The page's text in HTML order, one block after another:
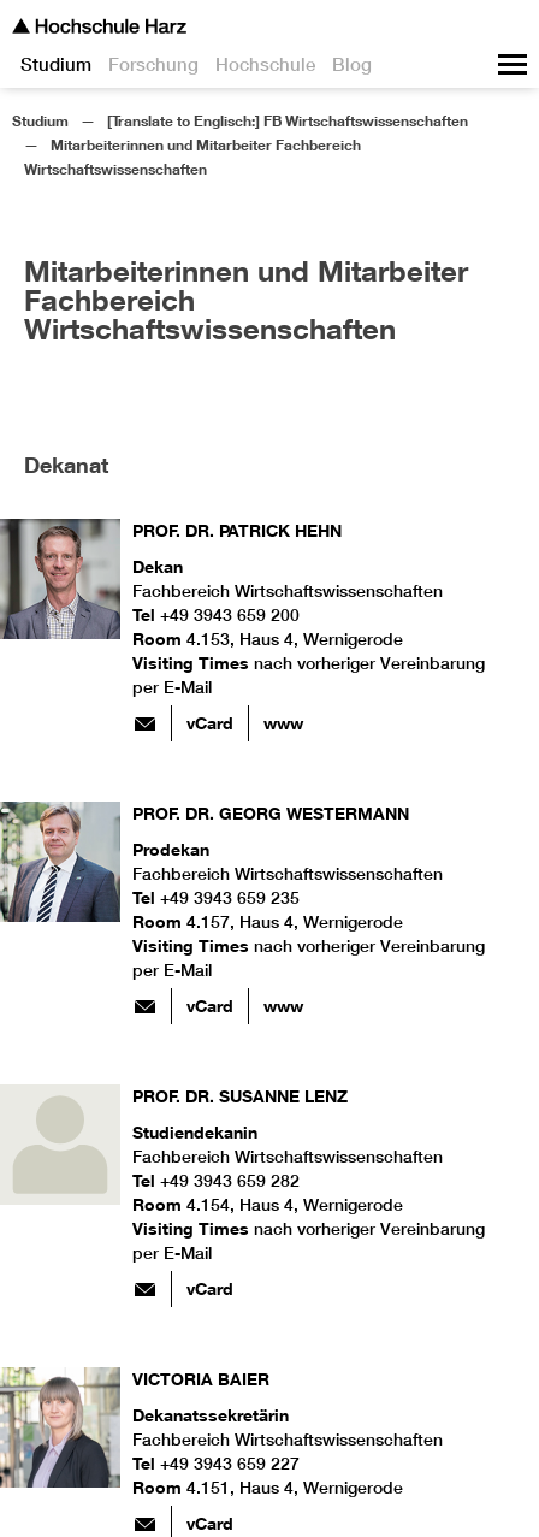
Studium Forschung Hochschule Blog
Studium
[Translate to Englisch:] FB Wirtschaftswissenschaften
Mitarbeiterinnen und Mitarbeiter Fachbereich
Wirtschaftswissenschaften
Mitarbeiterinnen und Mitarbeiter
Fachbereich
Wirtschaftswissenschaften
Dekanat
PROF. DR. PATRICK HEHN
Dekan
Fachbereich Wirtschaftswissenschaften
Tel +49 3943 659 200
Room 4.153, Haus 4, Wernigerode
Visiting Times nach vorheriger Vereinbarung
per E-Mail
vCard www
PROF. DR. GEORG WESTERMANN
Prodekan
Fachbereich Wirtschaftswissenschaften
Tel +49 3943 659 235
Room 4.157, Haus 4, Wernigerode
Visiting Times nach vorheriger Vereinbarung
per E-Mail
vCard www
PROF. DR. SUSANNE LENZ
Studiendekanin
Fachbereich Wirtschaftswissenschaften
Tel +49 3943 659 282
Room 4.154, Haus 4, Wernigerode
Visiting Times nach vorheriger Vereinbarung
per E-Mail
vCard
VICTORIA BAIER
Dekanatssekretärin
Fachbereich Wirtschaftswissenschaften
Tel +49 3943 659 227
Room 4.151, Haus 4, Wernigerode
vCard